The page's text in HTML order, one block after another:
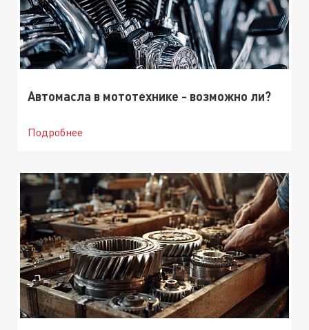
Автомасла в мототехнике - возможно ли?
Подробнее